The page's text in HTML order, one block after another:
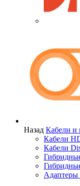
Назад Кабели и
Кабели
Кабели
Адаптеры